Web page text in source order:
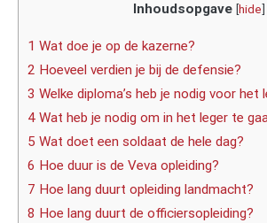
Inhoudsopgave [hide]
1 Wat doe je op de kazerne?
2 Hoeveel verdien je bij de defensie?
3 Welke diploma’s heb je nodig voor het
4 Wat heb je nodig om in het leger te
5 Wat doet een soldaat de hele dag?
6 Hoe duur is de Veva opleiding?
7 Hoe lang duurt opleiding landmacht?
8 Hoe lang duurt de officiersopleiding?